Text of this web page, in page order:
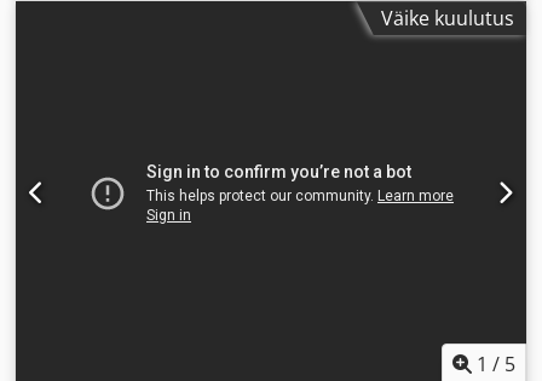
Väike kuulutus
1 / 5